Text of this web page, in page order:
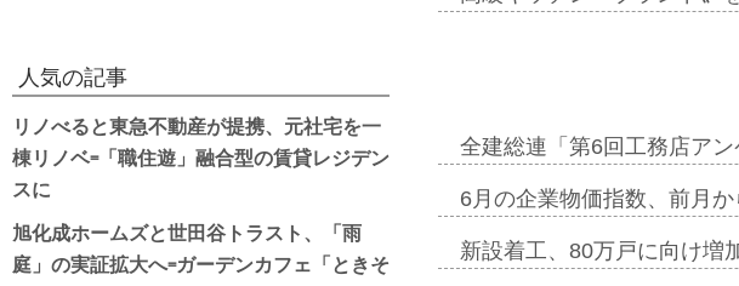
全建総連「第6回工務店ア
6月の企業物価指数、前月
新設着工、80万戸に向け
人気の記事
リノべると東急不動産が提携、元社宅を一
棟リノベ=「職住遊」融合型の賃貸レジデン
スに
旭化成ホームズと世田谷トラスト、「雨
庭」の実証拡大へ=ガーデンカフェ「ときそ